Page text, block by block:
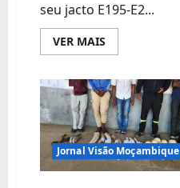
seu jacto E195-E2...
VER MAIS
mais
promove
o
E195-
E2
em
Moçambique
com
foco
em
Jornal Visão Moçambique